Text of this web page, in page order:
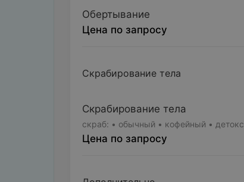
Обертывание
Цена по запросу
Скрабирование тела
Скрабирование тела
скраб: • обычный • кофейный • детокс
Цена по запросу